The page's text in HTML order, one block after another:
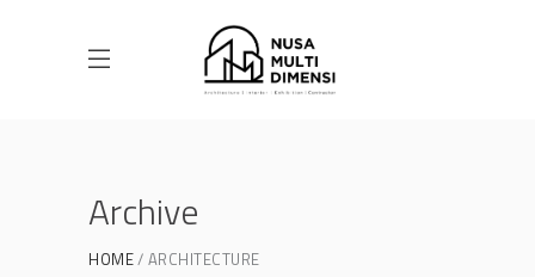
Archive
HOME ARCHITECTURE